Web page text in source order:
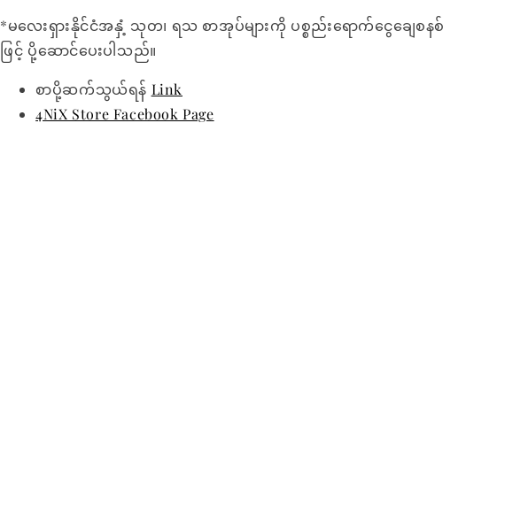
*မလေးရှားနိုင်ငံအနှံ့ သုတ၊ ရသ စာအုပ်များကို ပစ္စည်းရောက်ငွေချေစနစ်
ဖြင့် ပို့ဆောင်ပေးပါသည်။
စာပို့ဆက်သွယ်ရန် Link
4NiX Store Facebook Page